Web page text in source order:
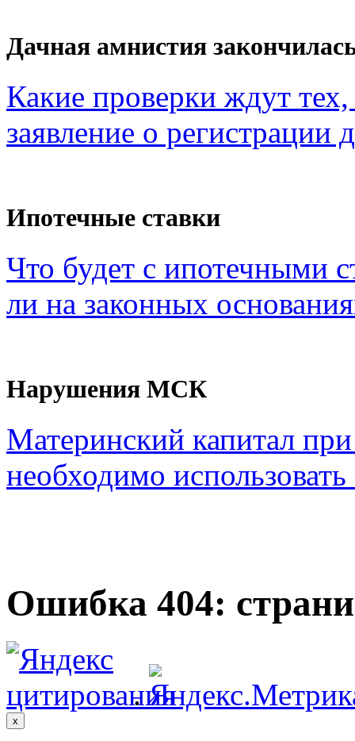
Дачная амнистия
Какие проверки ждут
заявление о регистрации
Ипотечные ставки
Что будет с ипотечными
ли на законных
Нарушения МСК
Материнский капитал
необходимо использовать
Ошибка 404:
.
x